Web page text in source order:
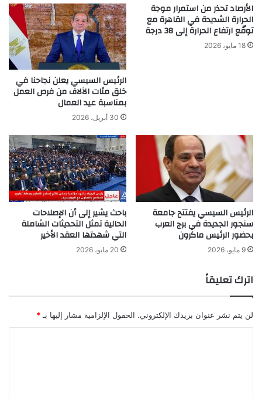
الأرصاد تحذر من استمرار موجة
الحرارة الشديدة في القاهرة مع
توقّع ارتفاع الحرارة إلى 38 درجة
18 مايو، 2026
الرئيس السيسي يعلن نجاحنا في
خلق مئات الآلاف من فرص العمل
بمناسبة عيد العمال
30 أبريل، 2026
الرئيس السيسي يفتتح جامعة
سنجور الجديدة في برج العرب
بحضور الرئيس ماكرون
9 مايو، 2026
باحث يشير إلى أن الإصلاحات
الحالية تمثل التحديثات الشاملة
التي شهدتها العقد الأخير
20 مايو، 2026
اترك تعليقاً
لن يتم نشر عنوان بريدك الإلكتروني. الحقول الإلزامية مشار إليها بـ *